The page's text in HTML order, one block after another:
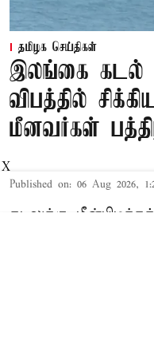
தமிழக செய்திகள்
இலங்கை கடல்
விபத்தில்
மீனவர்கள்
Published on: 06 Aug 2026,
கடலுக்கு
X